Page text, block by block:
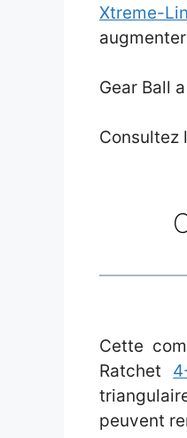
Xtreme-
Gear Ball
Consultez
Cette
Ratchet
peuvent